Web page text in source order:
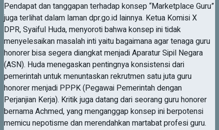
Pendapat dan tanggapan terhadap konsep “Marketplace Guru”
juga terlihat dalam laman dpr.go.id lainnya. Ketua Komisi X
DPR, Syaiful Huda, menyoroti bahwa konsep ini tidak
menyelesaikan masalah inti yaitu bagaimana agar tenaga guru
honorer bisa segera diangkat menjadi Aparatur Sipil Negara
(ASN). Huda menegaskan pentingnya konsistensi dari
pemerintah untuk menuntaskan rekrutmen satu juta guru
honorer menjadi PPPK (Pegawai Pemerintah dengan
Perjanjian Kerja). Kritik juga datang dari seorang guru honorer
bernama Achmed, yang menganggap konsep ini berpotensi
memicu nepotisme dan merendahkan martabat profesi guru.